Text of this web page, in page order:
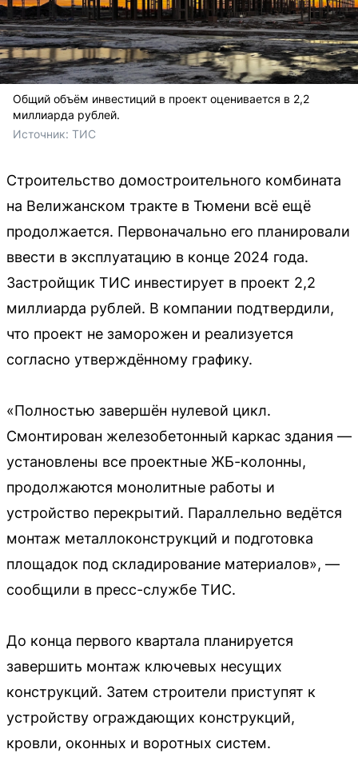
Общий объём инвестиций в проект оценивается в 2,2
миллиарда рублей.
Источник: ТИС
Строительство домостроительного комбината
на Велижанском тракте в Тюмени всё ещё
продолжается. Первоначально его планировали
ввести в эксплуатацию в конце 2024 года.
Застройщик ТИС инвестирует в проект 2,2
миллиарда рублей. В компании подтвердили,
что проект не заморожен и реализуется
согласно утверждённому графику.
«Полностью завершён нулевой цикл.
Смонтирован железобетонный каркас здания —
установлены все проектные ЖБ-колонны,
продолжаются монолитные работы и
устройство перекрытий. Параллельно ведётся
монтаж металлоконструкций и подготовка
площадок под складирование материалов», —
сообщили в пресс-службе ТИС.
До конца первого квартала планируется
завершить монтаж ключевых несущих
конструкций. Затем строители приступят к
устройству ограждающих конструкций,
кровли, оконных и воротных систем.